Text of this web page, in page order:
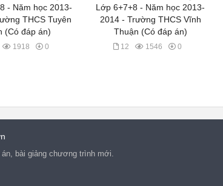
- Năm học 2013-
THCS Tuyên
(Có đáp án)
1918 0
Lớp 6+7+8 - Năm học 2013-
2014 - Trường THCS Vĩnh
Thuận (Có đáp án)
12 1546 0
bài giảng chương trình mới.